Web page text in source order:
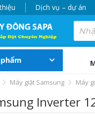
Dịch vụ – dự án
Máy giặt Samsung Máy
Inverter